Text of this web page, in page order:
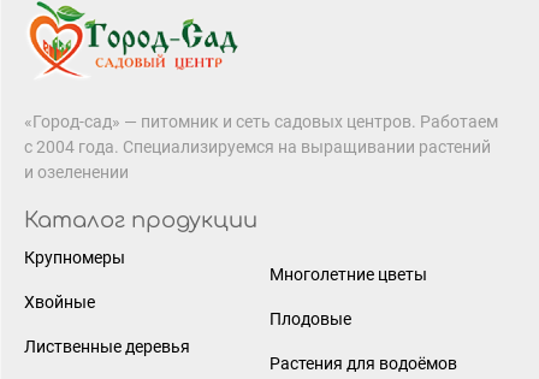
«Город-сад» — питомник и сеть садовых центров. Работаем
с 2004 года. Специализируемся на выращивании растений
и озеленении
Каталог продукции
Крупномеры
Хвойные
Лиственные деревья
Многолетние цветы
Плодовые
Растения для водоёмов